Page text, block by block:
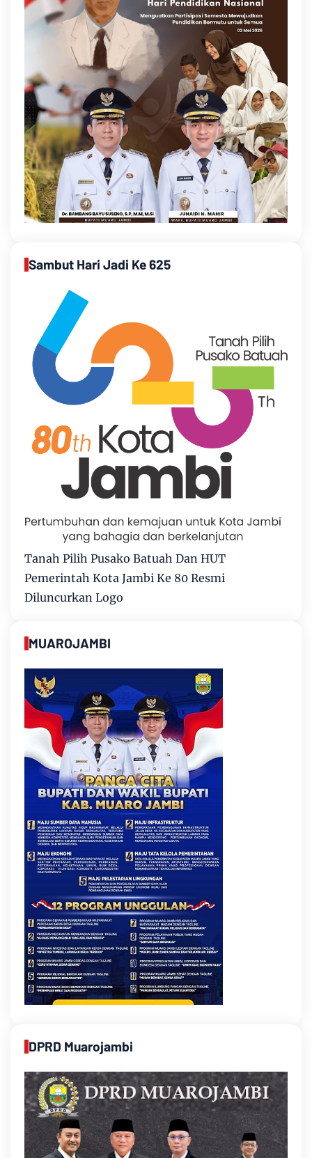
Sambut Hari Jadi Ke 625
Tanah Pilih Pusako Batuah Dan HUT
Pemerintah Kota Jambi Ke 80 Resmi
Diluncurkan Logo
MUAROJAMBI
DPRD Muarojambi